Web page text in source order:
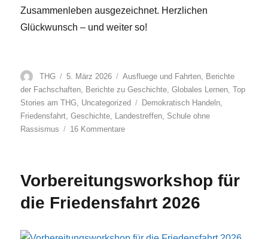
Zusammenleben ausgezeichnet. Herzlichen
Glückwunsch – und weiter so!
Autor
THG
Veröffentlicht
am
5. März 2026 Kategorien
Ausfluege und Fahrten
Berichte
der Fachschaften
Berichte zu Geschichte ,Globales Lernen ,Top
Stories am THG
Uncategorized Schlagwörter
Demokratisch Handeln
Friedensfahrt ,Geschichte Landestreffen Schule ohne
Rassismus
16 Kommentarezu
Vorbereitungsworkshop für
die Friedensfahrt 2026